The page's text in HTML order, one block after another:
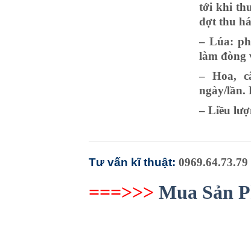
tới khi
đợt thu
– Lúa:
làm đòng
– Hoa,
ngày/lần.
– Liều
Tư vấn kĩ thuật: 0969.64.73.79
===>>> Mua Sản